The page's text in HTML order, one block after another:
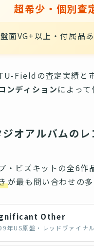
超希少・個別査
面VG+以上・付属品
Fieldの査定実績と
ンディションによって
ジオアルバムの
・ビズキットの全6作
が最も問い合わせの多
Other
年US原盤・レッドヴァイナ